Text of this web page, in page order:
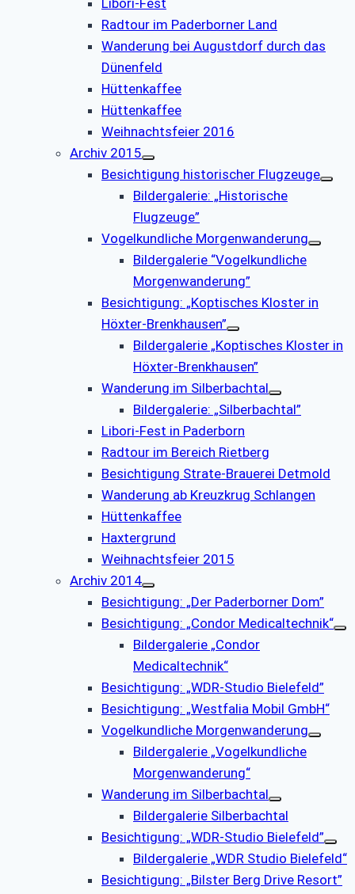
Radtour im Paderborner Land
Wanderung bei Augustdorf durch das
Dünenfeld
Hüttenkaffee
Hüttenkaffee
Weihnachtsfeier 2016
Archiv 2015
Besichtigung historischer Flugzeuge
Bildergalerie: „Historische
Flugzeuge”
Vogelkundliche Morgenwanderung
Bildergalerie “Vogelkundliche
Morgenwanderung”
Besichtigung: „Koptisches Kloster in
Höxter-Brenkhausen”
Bildergalerie „Koptisches Kloster in
Höxter-Brenkhausen”
Wanderung im Silberbachtal
Bildergalerie: „Silberbachtal”
Libori-Fest in Paderborn
Radtour im Bereich Rietberg
Besichtigung Strate-Brauerei Detmold
Wanderung ab Kreuzkrug Schlangen
Hüttenkaffee
Haxtergrund
Weihnachtsfeier 2015
Archiv 2014
Besichtigung: „Der Paderborner Dom”
Besichtigung: „Condor Medicaltechnik“
Bildergalerie „Condor
Medicaltechnik“
Besichtigung: „WDR-Studio Bielefeld”
Besichtigung: „Westfalia Mobil GmbH“
Vogelkundliche Morgenwanderung
Bildergalerie „Vogelkundliche
Morgenwanderung“
Wanderung im Silberbachtal
Bildergalerie Silberbachtal
Besichtigung: „WDR-Studio Bielefeld”
Bildergalerie „WDR Studio Bielefeld“
Besichtigung: „Bilster Berg Drive Resort”